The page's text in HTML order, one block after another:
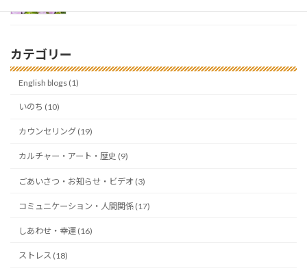
カテゴリー
English blogs (1)
いのち (10)
カウンセリング (19)
カルチャー・アート・歴史 (9)
ごあいさつ・お知らせ・ビデオ (3)
コミュニケーション・人間関係 (17)
しあわせ・幸運 (16)
ストレス (18)